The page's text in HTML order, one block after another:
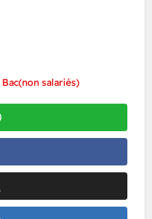
Bac(non salariés)